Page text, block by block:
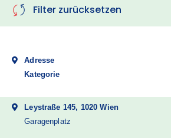
Filter zurücksetzen
Adresse
Kategorie
Leystraße 145, 1020 Wien
Garagenplatz